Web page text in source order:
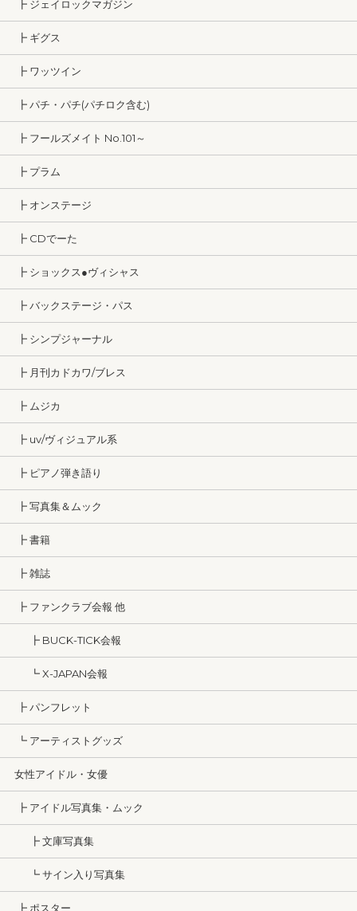
┣ ジェイロックマガジン
┣ ギグス
┣ ワッツイン
┣ パチ・パチ(パチロク含む)
┣ フールズメイト No.101～
┣ プラム
┣ オンステージ
┣ CDでーた
┣ ショックス●ヴィシャス
┣ バックステージ・パス
┣ シンプジャーナル
┣ 月刊カドカワ/ブレス
┣ ムジカ
┣ uv/ヴィジュアル系
┣ ピアノ弾き語り
┣ 写真集＆ムック
┣ 書籍
┣ 雑誌
┣ ファンクラブ会報 他
┣ BUCK-TICK会報
┗ X-JAPAN会報
┣ パンフレット
┗ アーティストグッズ
女性アイドル・女優
┣ アイドル写真集・ムック
┣ 文庫写真集
┗ サイン入り写真集
┣ ポスター